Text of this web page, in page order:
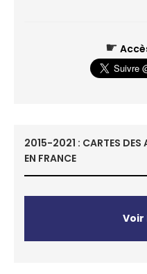
☛
2015-2021 : CARTES DES
EN FRANCE
Voir